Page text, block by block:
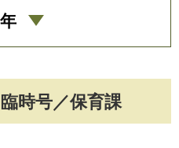
時号／保育課